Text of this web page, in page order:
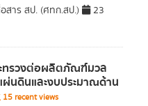
อสาร สป. (ศทก.สป.)
23
ทรวงต่อผลิตภัณฑ์มวล
ผ่นดินและงบประมาณด้าน
15 recent views